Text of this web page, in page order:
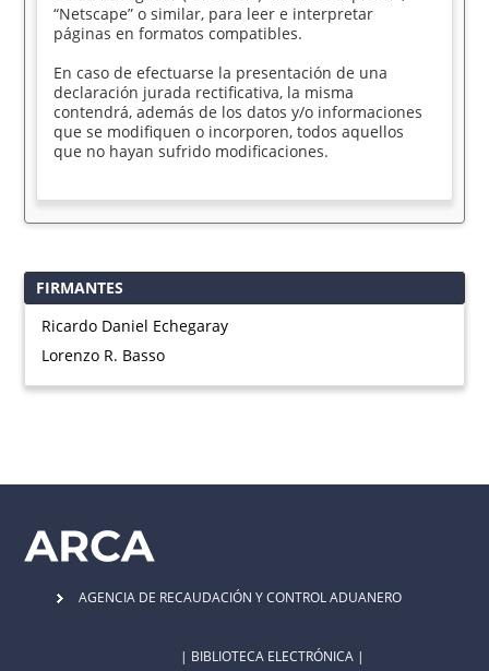
“Netscape” o similar, para leer e interpretar
páginas en formatos compatibles.
En caso de efectuarse la presentación de una
declaración jurada rectificativa, la misma
contendrá, además de los datos y/o informaciones
que se modifiquen o incorporen, todos aquellos
que no hayan sufrido modificaciones.
FIRMANTES
Ricardo Daniel Echegaray
Lorenzo R. Basso
AGENCIA DE RECAUDACIÓN Y CONTROL ADUANERO
| BIBLIOTECA ELECTRÓNICA |